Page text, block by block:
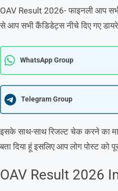
OAV Result 2026- फाइनली आप सभी
से आप सभी कैंडिडेट्स नीचे दिए गए
WhatsApp Group
Telegram Group
इसके साथ-साथ रिजल्ट चेक करने का
बता दिया हूं इसलिए आप लोग पोस्ट को
OAV Result 2026